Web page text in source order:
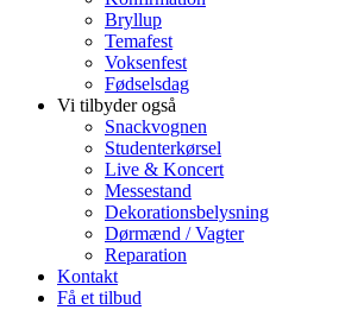
Bryllup
Temafest
Voksenfest
Fødselsdag
Vi tilbyder også
Snackvognen
Studenterkørsel
Live & Koncert
Messestand
Dekorationsbelysning
Dørmænd / Vagter
Reparation
Kontakt
Få et tilbud